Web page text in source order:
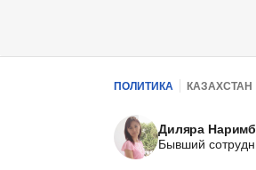
ПОЛИТИКА КАЗАХСТАН
Диляра
Бывший